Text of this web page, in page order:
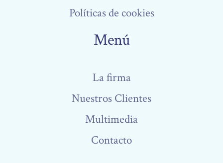
Políticas de cookies
Menú
La firma
Nuestros Clientes
Multimedia
Contacto